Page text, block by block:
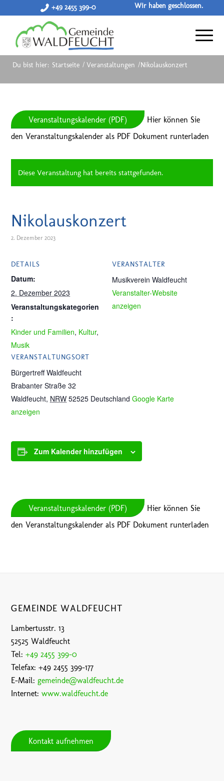
+49 2455 399-0 Wir haben geschlossen.
Du bist hier: Startseite / Veranstaltungen /Nikolauskonzert
Veranstaltungskalender (PDF)
Hier können Sie
den Veranstaltungskalender als PDF Dokument runterladen
Diese Veranstaltung hat bereits stattgefunden.
Nikolauskonzert
2. Dezember 2023
DETAILS
Datum:
2. Dezember 2023
Veranstaltungskategorien
:
Kinder und Familien, Kultur,
Musik
VERANSTALTUNGSORT
Bürgertreff Waldfeucht
Brabanter Straße 32
Waldfeucht, NRW 52525 Deutschland Google Karte
anzeigen
VERANSTALTER
Musikverein Waldfeucht
Veranstalter-Website
anzeigen
Zum Kalender hinzufügen
Veranstaltungskalender (PDF)
Hier können Sie
den Veranstaltungskalender als PDF Dokument runterladen
GEMEINDE WALDFEUCHT
Lambertusstr. 13
52525 Waldfeucht
Tel:+49 2455 399-0
Telefax: +49 2455 399-177
E-Mail: gemeinde@waldfeucht.de
Internet:www.waldfeucht.de
Kontakt aufnehmen